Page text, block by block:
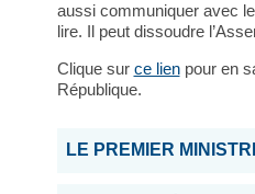
aussi communiquer avec
lire. Il peut dissoudre
Clique sur ce lienpour en
République.
LE PREMIER